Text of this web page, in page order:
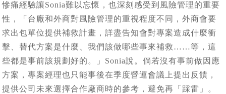
慘痛經驗讓Sonia難以忘懷，也深刻感受到風險管理的重要
性，「台廠和外商對風險管理的重視程度不同，外商會要
求出包單位提供補救計畫，詳盡告知會對專案造成什麼衝
擊、替代方案是什麼、我們該做哪些事來補救……等，這
些都是事前該規劃好的。」Sonia說。倘若沒有事前做因應
方案，專案經理也只能事後在季度營運會議上提出反饋，
提供公司未來選擇合作廠商時的參考，避免再「踩雷」。